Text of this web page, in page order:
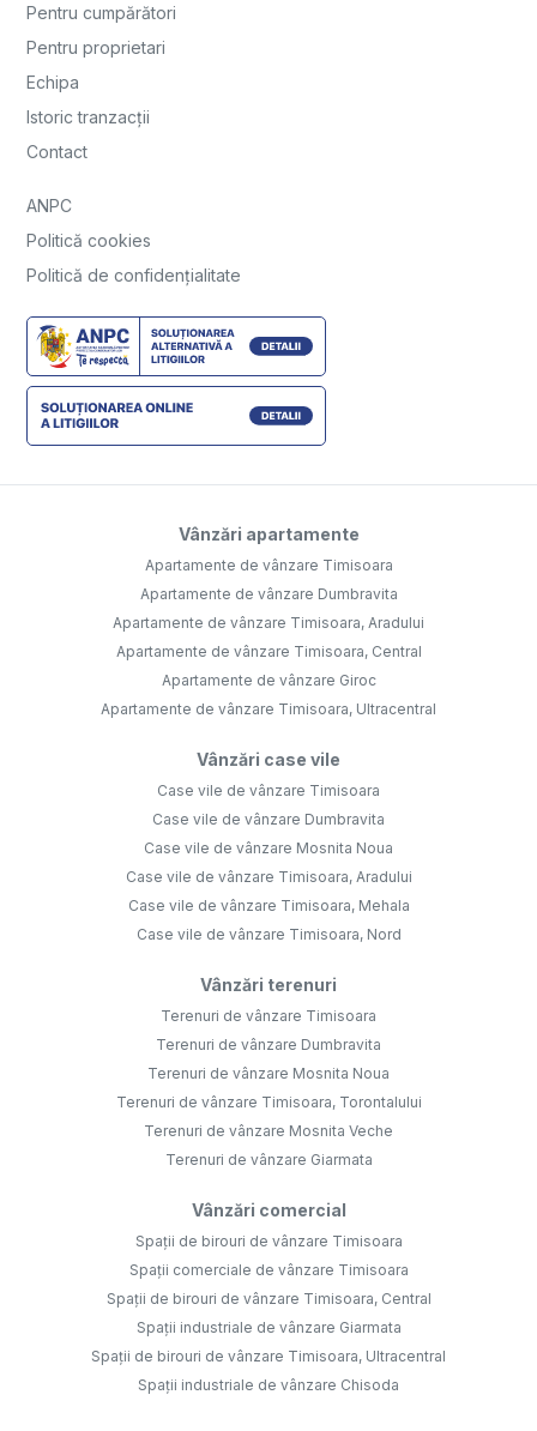
Pentru cumpărători
Pentru proprietari
Echipa
Istoric tranzacții
Contact
ANPC
Politică cookies
Politică de confidențialitate
Vânzări apartamente
Apartamente de vânzare Timisoara
Apartamente de vânzare Dumbravita
Apartamente de vânzare Timisoara, Aradului
Apartamente de vânzare Timisoara, Central
Apartamente de vânzare Giroc
Apartamente de vânzare Timisoara, Ultracentral
Vânzări case vile
Case vile de vânzare Timisoara
Case vile de vânzare Dumbravita
Case vile de vânzare Mosnita Noua
Case vile de vânzare Timisoara, Aradului
Case vile de vânzare Timisoara, Mehala
Case vile de vânzare Timisoara, Nord
Vânzări terenuri
Terenuri de vânzare Timisoara
Terenuri de vânzare Dumbravita
Terenuri de vânzare Mosnita Noua
Terenuri de vânzare Timisoara, Torontalului
Terenuri de vânzare Mosnita Veche
Terenuri de vânzare Giarmata
Vânzări comercial
Spații de birouri de vânzare Timisoara
Spații comerciale de vânzare Timisoara
Spații de birouri de vânzare Timisoara, Central
Spații industriale de vânzare Giarmata
Spații de birouri de vânzare Timisoara, Ultracentral
Spații industriale de vânzare Chisoda